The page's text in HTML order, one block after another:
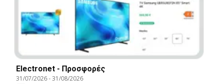
Electronet - Προσφορές
31/07/2026-31/08/2026